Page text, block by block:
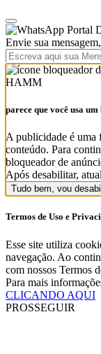
Portal
Envie sua
HAMM
parece que você usa
A publicidade é uma
conteúdo. Para
bloqueador de
Após desabilitar,
Tudo bem, vou
Termos de Uso e
Esse site utiliza
navegação. Ao
com nossos Termos
Para mais
CLICANDO AQUI
PROSSEGUIR